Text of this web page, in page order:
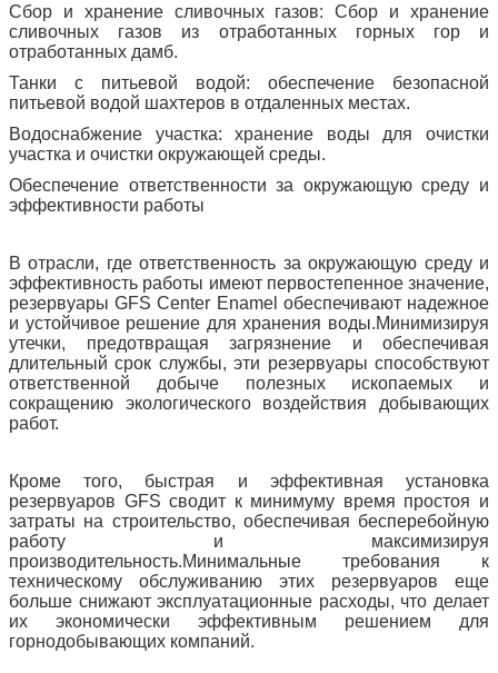
Сбор и хранение сливочных газов: Сбор и хранение
сливочных газов из отработанных горных гор и
отработанных дамб.
Танки с питьевой водой: обеспечение безопасной
питьевой водой шахтеров в отдаленных местах.
Водоснабжение участка: хранение воды для очистки
участка и очистки окружающей среды.
Обеспечение ответственности за окружающую среду и
эффективности работы
В отрасли, где ответственность за окружающую среду и
эффективность работы имеют первостепенное значение,
резервуары GFS Center Enamel обеспечивают надежное
и устойчивое решение для хранения воды.Минимизируя
утечки, предотвращая загрязнение и обеспечивая
длительный срок службы, эти резервуары способствуют
ответственной добыче полезных ископаемых и
сокращению экологического воздействия добывающих
работ.
Кроме того, быстрая и эффективная установка
резервуаров GFS сводит к минимуму время простоя и
затраты на строительство, обеспечивая бесперебойную
работу и максимизируя
производительность.Минимальные требования к
техническому обслуживанию этих резервуаров еще
больше снижают эксплуатационные расходы, что делает
их экономически эффективным решением для
горнодобывающих компаний.